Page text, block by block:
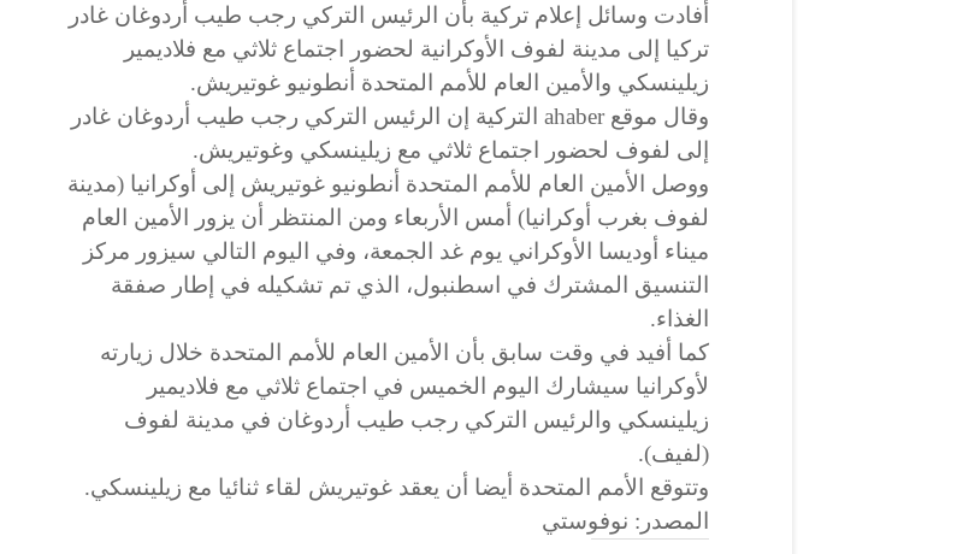
أفادت وسائل إعلام تركية بأن الرئيس التركي رجب طيب أردوغان غادر
تركيا إلى مدينة لفوف الأوكرانية لحضور اجتماع ثلاثي مع فلاديمير
زيلينسكي والأمين العام للأمم المتحدة أنطونيو غوتيريش.
وقال موقع ahaber التركية إن الرئيس التركي رجب طيب أردوغان غادر
إلى لفوف لحضور اجتماع ثلاثي مع زيلينسكي وغوتيريش.
ووصل الأمين العام للأمم المتحدة أنطونيو غوتيريش إلى أوكرانيا (مدينة
لفوف بغرب أوكرانيا) أمس الأربعاء ومن المنتظر أن يزور الأمين العام
ميناء أوديسا الأوكراني يوم غد الجمعة، وفي اليوم التالي سيزور مركز
التنسيق المشترك في اسطنبول، الذي تم تشكيله في إطار صفقة
الغذاء.
كما أفيد في وقت سابق بأن الأمين العام للأمم المتحدة خلال زيارته
لأوكرانيا سيشارك اليوم الخميس في اجتماع ثلاثي مع فلاديمير
زيلينسكي والرئيس التركي رجب طيب أردوغان في مدينة لفوف
(لفيف).
وتتوقع الأمم المتحدة أيضا أن يعقد غوتيريش لقاء ثنائيا مع زيلينسكي.
المصدر: نوفوستي